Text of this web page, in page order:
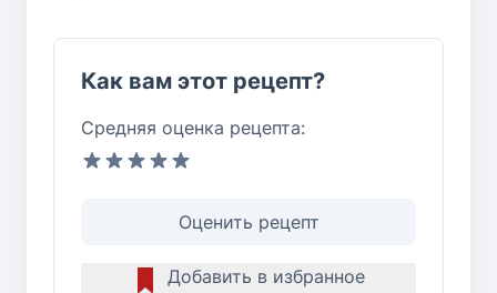
Как вам этот рецепт?
Средняя оценка рецепта:
Оценить рецепт
Добавить в избранное